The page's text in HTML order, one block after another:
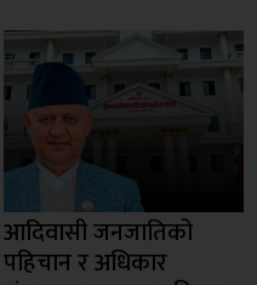
आदिवासी जनजातिको
पहिचान र अधिकार